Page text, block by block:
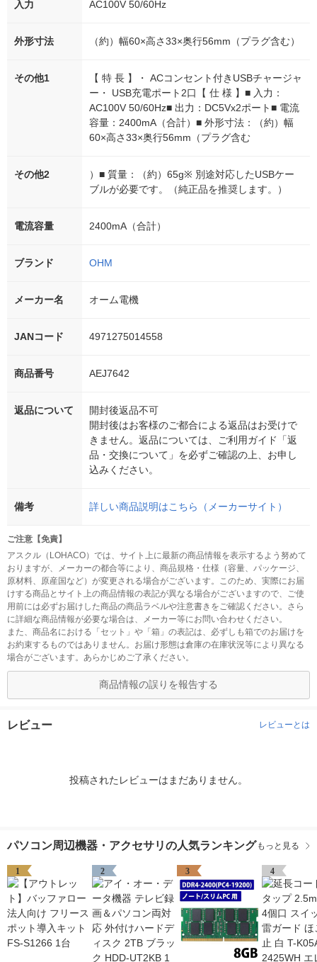
入力 AC100V 50/60Hz
外形寸法 （約）幅60×高さ33×奥行56mm（プラグ含む）
その他1
【 特 長 】・ ACコンセント付きUSBチャージャ
ー・ USB充電ポート2口【 仕 様 】■ 入力：
AC100V 50/60Hz■ 出力：DC5Vx2ポート■ 電流
容量：2400mA（合計）■ 外形寸法：（約）幅
60×高さ33×奥行56mm（プラグ含む
その他2
）■ 質量：（約）65g※ 別途対応したUSBケー
ブルが必要です。（純正品を推奨します。）
電流容量 2400mA（合計）
ブランド OHM
メーカー名 オーム電機
JANコード 4971275014558
商品番号 AEJ7642
返品について
開封後返品不可
開封後はお客様のご都合による返品はお受けで
きません。返品については、ご利用ガイド「返
品・交換について」を必ずご確認の上、お申し
込みください。
備考 詳しい商品説明はこちら（メーカーサイト）
ご注意【免責】
アスクル（LOHACO）では、サイト上に最新の商品情報を表示するよう努めて
おりますが、メーカーの都合等により、商品規格・仕様（容量、パッケージ、
原材料、原産国など）が変更される場合がございます。このため、実際にお届
けする商品とサイト上の商品情報の表記が異なる場合がございますので、ご使
用前には必ずお届けした商品の商品ラベルや注意書きをご確認ください。さら
に詳細な商品情報が必要な場合は、メーカー等にお問い合わせください。
また、商品名における「セット」や「箱」の表記は、必ずしも箱でのお届けを
お約束するものではありません。お届け形態は倉庫の在庫状況等により異なる
場合がございます。あらかじめご了承ください。
商品情報の誤りを報告する
レビュー レビューとは
投稿されたレビューはまだありません。
パソコン周辺機器・アクセサリの人気ランキング もっと見る
1 2 3 4